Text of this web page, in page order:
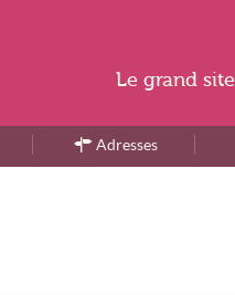
Adresses
Le grand site